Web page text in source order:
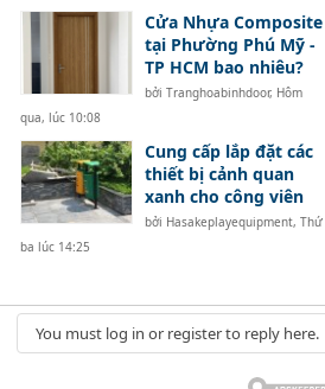
Cửa Nhựa Composite
tại Phường Phú Mỹ -
TP HCM bao nhiêu?
bởi Tranghoabinhdoor, Hôm
qua, lúc 10:08
Cung cấp lắp đặt các
thiết bị cảnh quan
xanh cho công viên
bởi Hasakeplayequipment, Thứ
ba lúc 14:25
You must log in or register to reply here.